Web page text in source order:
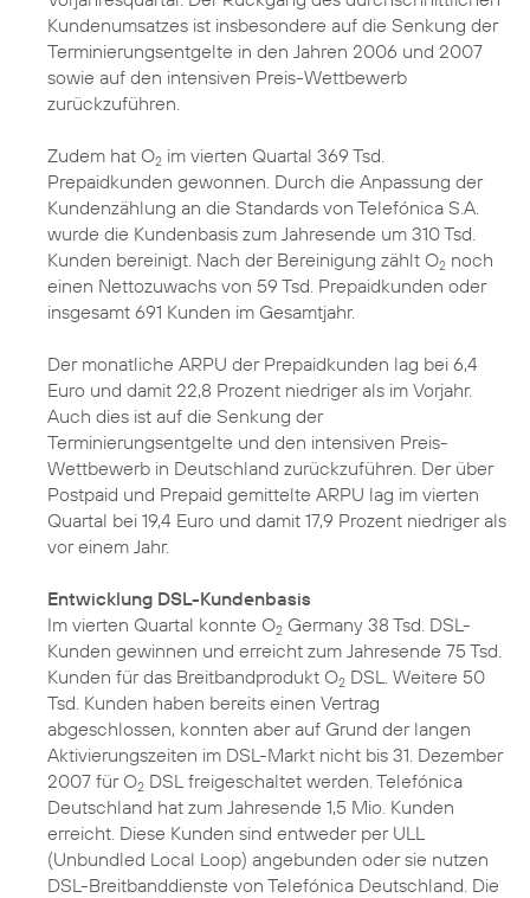
Kundenumsatzes ist insbesondere auf die Senkung der
Terminierungsentgelte in den Jahren 2006 und 2007
sowie auf den intensiven Preis-Wettbewerb
zurückzuführen.
Zudem hat O2 im vierten Quartal 369 Tsd.
Prepaidkunden gewonnen. Durch die Anpassung der
Kundenzählung an die Standards von Telefónica S.A.
wurde die Kundenbasis zum Jahresende um 310 Tsd.
Kunden bereinigt. Nach der Bereinigung zählt O2 noch
einen Nettozuwachs von 59 Tsd. Prepaidkunden oder
insgesamt 691 Kunden im Gesamtjahr.
Der monatliche ARPU der Prepaidkunden lag bei 6,4
Euro und damit 22,8 Prozent niedriger als im Vorjahr.
Auch dies ist auf die Senkung der
Terminierungsentgelte und den intensiven Preis-
Wettbewerb in Deutschland zurückzuführen. Der über
Postpaid und Prepaid gemittelte ARPU lag im vierten
Quartal bei 19,4 Euro und damit 17,9 Prozent niedriger als
vor einem Jahr.
Entwicklung DSL-Kundenbasis
Im vierten Quartal konnte O2 Germany 38 Tsd. DSL-
Kunden gewinnen und erreicht zum Jahresende 75 Tsd.
Kunden für das Breitbandprodukt O2 DSL. Weitere 50
Tsd. Kunden haben bereits einen Vertrag
abgeschlossen, konnten aber auf Grund der langen
Aktivierungszeiten im DSL-Markt nicht bis 31. Dezember
2007 für O2 DSL freigeschaltet werden. Telefónica
Deutschland hat zum Jahresende 1,5 Mio. Kunden
erreicht. Diese Kunden sind entweder per ULL
(Unbundled Local Loop) angebunden oder sie nutzen
DSL-Breitbanddienste von Telefónica Deutschland. Die